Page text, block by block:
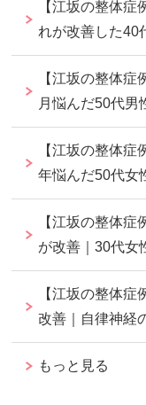
【江坂の整体
れが改善した40
【江坂の整体
月悩んだ50代男
【江坂の整体
年悩んだ50代女
【江坂の整体症
が改善｜30代女
【江坂の整体
改善｜自律神経
もっと見る